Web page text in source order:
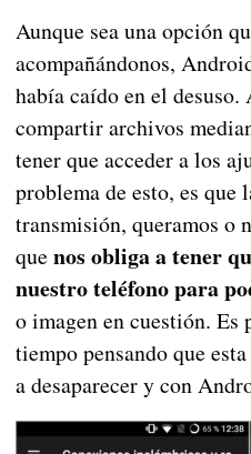
Aunque sea una opción
acompañándonos,
había caído en el
compartir archivos
tener que acceder a los
problema de esto, es que
transmisión, queramos o
que nos obliga a tener
nuestro teléfono para
o imagen en cuestión. Es
tiempo pensando que
a desaparecer y con